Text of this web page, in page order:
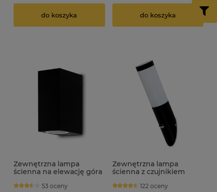
do koszyka do koszyka
Zewnętrzna lampa
ścienna na elewację góra
53 oceny
Zewnętrzna lampa
ścienna z czujnikiem
MEFEZ-S czarny
122 oceny